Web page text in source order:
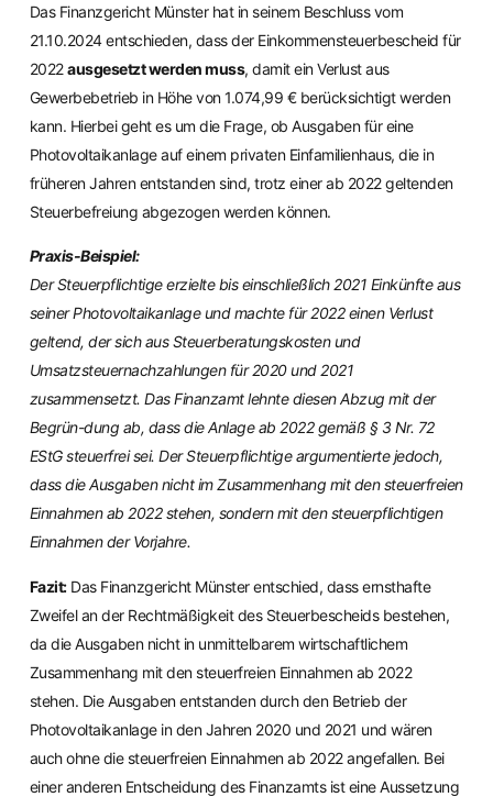
Das Finanzgericht Münster hat in seinem Beschluss vom
21.10.2024 entschieden, dass der Einkommensteuerbescheid für
2022ausgesetzt werden muss, damit ein Verlust aus
Gewerbebetrieb in Höhe von 1.074,99 € berücksichtigt werden
kann. Hierbei geht es um die Frage, ob Ausgaben für eine
Photovoltaikanlage auf einem privaten Einfamilienhaus, die in
früheren Jahren entstanden sind, trotz einer ab 2022 geltenden
Steuerbefreiung abgezogen werden können.
Praxis-Beispiel:
Der Steuerpflichtige erzielte bis einschließlich 2021 Einkünfte aus
seiner Photovoltaikanlage und machte für 2022 einen Verlust
geltend, der sich aus Steuerberatungskosten und
Umsatzsteuernachzahlungen für 2020 und 2021
zusammensetzt. Das Finanzamt lehnte diesen Abzug mit der
Begrün-dung ab, dass die Anlage ab 2022 gemäß § 3 Nr. 72
EStG steuerfrei sei. Der Steuerpflichtige argumentierte jedoch,
dass die Ausgaben nicht im Zusammenhang mit den steuerfreien
Einnahmen ab 2022 stehen, sondern mit den steuerpflichtigen
Einnahmen der Vorjahre.
Fazit:Das Finanzgericht Münster entschied, dass ernsthafte
Zweifel an der Rechtmäßigkeit des Steuerbescheids bestehen,
da die Ausgaben nicht in unmittelbarem wirtschaftlichem
Zusammenhang mit den steuerfreien Einnahmen ab 2022
stehen. Die Ausgaben entstanden durch den Betrieb der
Photovoltaikanlage in den Jahren 2020 und 2021 und wären
auch ohne die steuerfreien Einnahmen ab 2022 angefallen. Bei
einer anderen Entscheidung des Finanzamts ist eine Aussetzung